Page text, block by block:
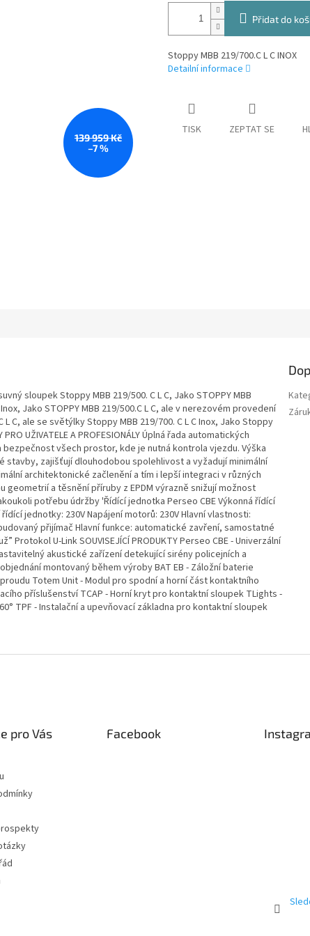
139 959 Kč
–7 %
Přidat do
Stoppy MBB 219/700.C L C INOX
Detailní informace
TISK ZEPTAT SE
sloupek Stoppy MBB 219/500. C L C, Jako STOPPY MBB
Jako STOPPY MBB 219/500.C L C, ale v nerezovém provedení
L C, ale se světýlky Stoppy MBB 219/700. C L C Inox, Jako Stoppy
UŽIVATELE A PROFESIONÁLY Úplná řada automatických
všech prostor, kde je nutná kontrola vjezdu. Výška
stavby, zajišťují dlouhodobou spolehlivost a vyžadují minimální
architektonické začlenění a tím i lepší integraci v různých
a těsnění příruby z EPDM výrazně snižují možnost
potřebu údržby 'Řídící jednotka Perseo CBE Výkonná řídící
jednotky: 230V Napájení motorů: 230V Hlavní vlastnosti:
přijímač Hlavní funkce: automatické zavření, samostatné
U-Link SOUVISEJÍCÍ PRODUKTY Perseo CBE - Univerzální
akustické zařízení detekující sirény policejních a
montovaný během výroby BAT EB - Záložní baterie
Totem Unit - Modul pro spodní a horní část kontaktního
příslušenství TCAP - Horní kryt pro kontaktní sloupek TLights -
TPF - Instalační a upevňovací základna pro kontaktní sloupek
pro Vás Facebook